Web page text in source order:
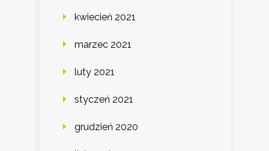
kwiecień 2021
marzec 2021
luty 2021
styczeń 2021
grudzień 2020